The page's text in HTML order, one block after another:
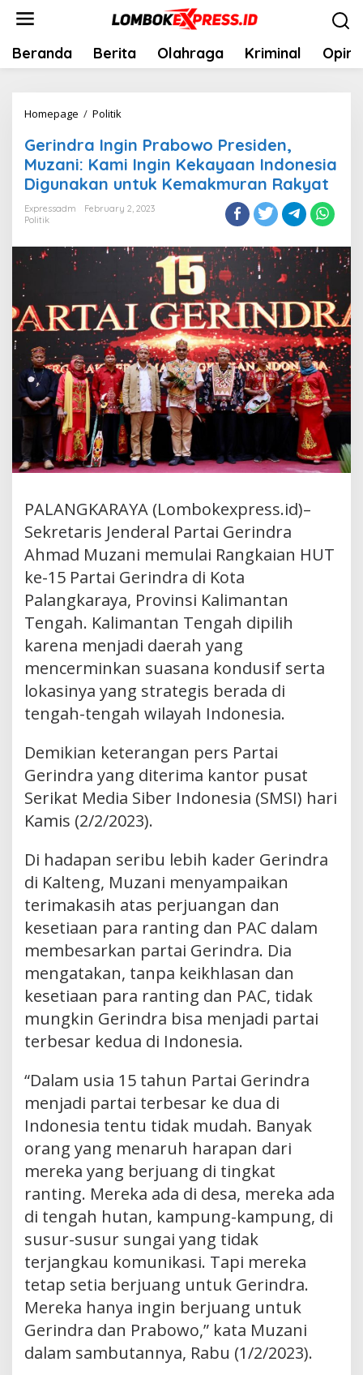
Skip
content
Beranda Berita Olahraga Kriminal Opini
Homepage / Politik
Prabowo
Presiden,
Muzani:
Kami
Kekayaan
Indonesia
Digunakan
untuk
Kemakmuran
Rakyat
Gerindra Ingin Prabowo Presiden,
Muzani: Kami Ingin Kekayaan Indonesia
Digunakan untuk Kemakmuran Rakyat
Expressadm
February 2, 2023
Politik
PALANGKARAYA (Lombokexpress.id)–
Sekretaris Jenderal Partai Gerindra
Ahmad Muzani memulai Rangkaian HUT
ke-15 Partai Gerindra di Kota
Palangkaraya, Provinsi Kalimantan
Tengah. Kalimantan Tengah dipilih
karena menjadi daerah yang
mencerminkan suasana kondusif serta
lokasinya yang strategis berada di
tengah-tengah wilayah Indonesia.
Demikian keterangan pers Partai
Gerindra yang diterima kantor pusat
Serikat Media Siber Indonesia (SMSI) hari
Kamis (2/2/2023).
Di hadapan seribu lebih kader Gerindra
di Kalteng, Muzani menyampaikan
terimakasih atas perjuangan dan
kesetiaan para ranting dan PAC dalam
membesarkan partai Gerindra. Dia
mengatakan, tanpa keikhlasan dan
kesetiaan para ranting dan PAC, tidak
mungkin Gerindra bisa menjadi partai
terbesar kedua di Indonesia.
“Dalam usia 15 tahun Partai Gerindra
menjadi partai terbesar ke dua di
Indonesia tentu tidak mudah. Banyak
orang yang menaruh harapan dari
mereka yang berjuang di tingkat
ranting. Mereka ada di desa, mereka ada
di tengah hutan, kampung-kampung, di
susur-susur sungai yang tidak
terjangkau komunikasi. Tapi mereka
tetap setia berjuang untuk Gerindra.
Mereka hanya ingin berjuang untuk
Gerindra dan Prabowo,” kata Muzani
dalam sambutannya, Rabu (1/2/2023).